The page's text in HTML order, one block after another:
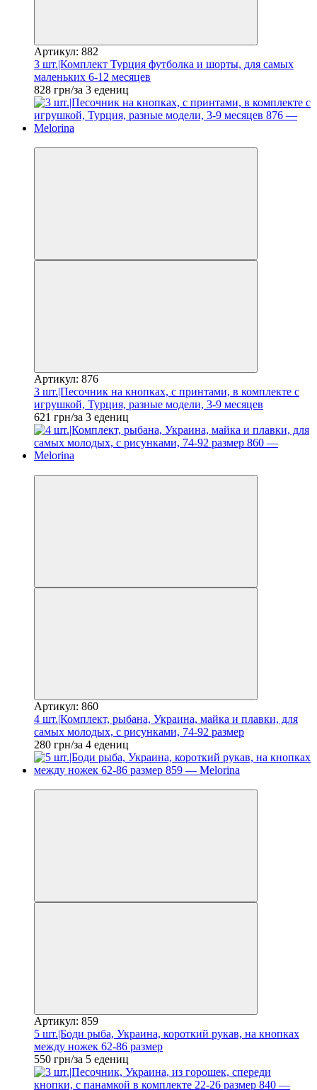
Артикул: 882
3 шт.|Комплект Турция футболка и шорты, для самых
маленьких 6-12 месяцев
828 грн/за 3 едениц
Артикул: 876
3 шт.|Песочник на кнопках, с принтами, в комплекте с
игрушкой, Турция, разные модели, 3-9 месяцев
621 грн/за 3 едениц
Артикул: 860
4 шт.|Комплект, рыбана, Украина, майка и плавки, для
самых молодых, с рисунками, 74-92 размер
280 грн/за 4 едениц
Артикул: 859
5 шт.|Боди рыба, Украина, короткий рукав, на кнопках
между ножек 62-86 размер
550 грн/за 5 едениц